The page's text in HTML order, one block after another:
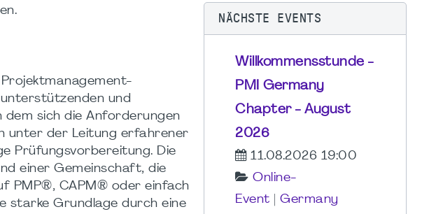
und
dem sich die Anforderungen
unter der Leitung erfahrener
Prüfungsvorbereitung. Die
einer Gemeinschaft, die
PMP®, CAPM® oder einfach
starke Grundlage durch eine
NÄCHSTE EVENTS
Willkommensstunde -
PMI Germany
Chapter - August
2026
11.08.2026 19:00
Online-
Event
Germany